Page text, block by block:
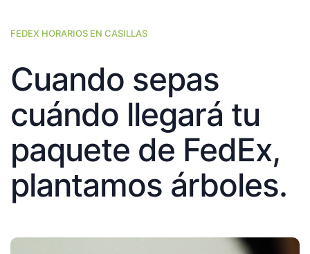
FEDEX HORARIOS EN CASILLAS
Cuando sepas
cuándo llegará tu
paquete de FedEx,
plantamos árboles.